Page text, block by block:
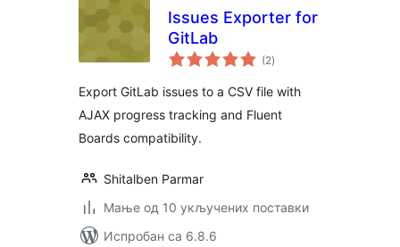
Issues Exporter for
GitLab
(2укупних
оцена
)
Export GitLab issues to a CSV file with
AJAX progress tracking and Fluent
Boards compatibility.
Shitalben Parmar
Мање од 10 укључених поставки
Испробан са 6.8.6